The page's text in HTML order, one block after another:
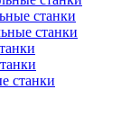
станки
станки
станки